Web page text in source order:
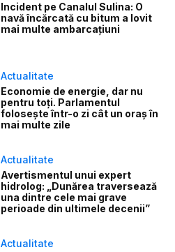
Incident pe Canalul Sulina: O
navă încărcată cu bitum a lovit
mai multe ambarcațiuni
Actualitate
Economie de energie, dar nu
pentru toți. Parlamentul
folosește într-o zi cât un oraș în
mai multe zile
Actualitate
Avertismentul unui expert
hidrolog: „Dunărea traversează
una dintre cele mai grave
perioade din ultimele decenii”
Actualitate